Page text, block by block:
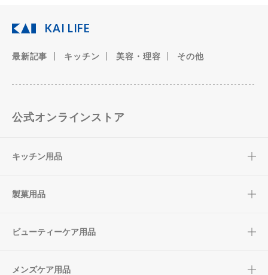
KAI LIFE
最新記事 キッチン 美容・理容 その他
公式オンラインストア
キッチン用品
製菓用品
ビューティーケア用品
メンズケア用品